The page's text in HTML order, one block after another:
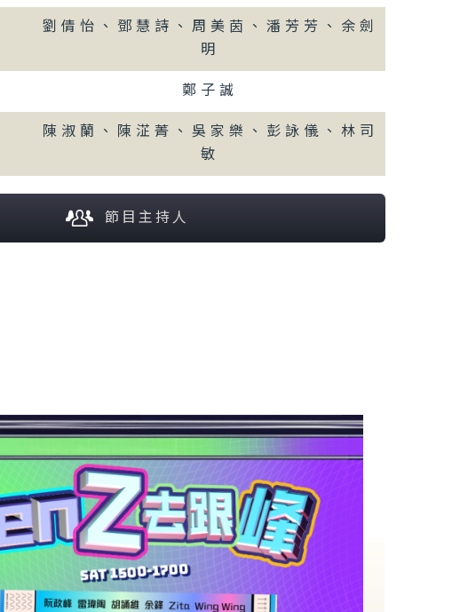
劉倩怡、鄧慧詩、周美茵、潘芳芳、余劍
明
鄭子誠
陳淑蘭、陳淽菁、吳家樂、彭詠儀、林司
敏
節目主持人